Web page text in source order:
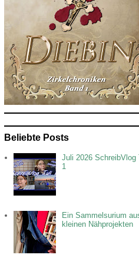
Beliebte Posts
Juli 2026 SchreibVlog
1
Ein Sammelsurium
kleinen Nähprojekten